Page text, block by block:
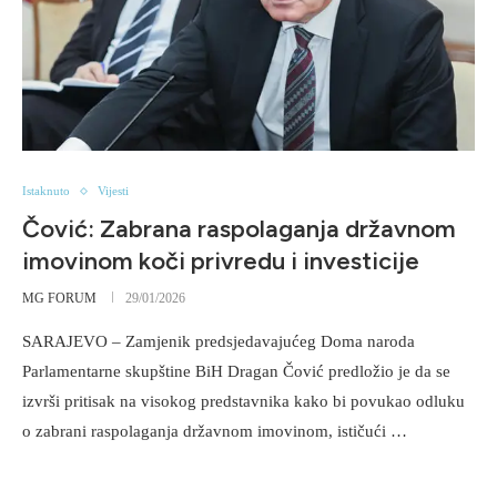
Istaknuto Vijesti
Čović: Zabrana raspolaganja državnom
imovinom koči privredu i investicije
MG FORUM 29/01/2026
SARAJEVO – Zamjenik predsjedavajućeg Doma naroda
Parlamentarne skupštine BiH Dragan Čović predložio je da se
izvrši pritisak na visokog predstavnika kako bi povukao odluku
o zabrani raspolaganja državnom imovinom, ističući …